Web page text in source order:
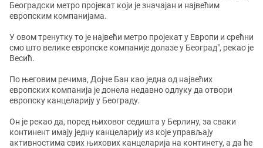
Београдски метро пројекат који је значајан и највећим
европским компанијама.
У овом тренутку то је највећи метро пројекат у Европи и срећни
смо што велике европске компаније долазе у Београд", рекао је
Весић.
По његовим речима, Дојче Бан као једна од највећих
европских компанија је донела недавно одлуку да отвори
европску канцеларију у Београду.
Он је рекао да, поред њиховог седишта у Берлину, за сваки
континент имају једну канцеларију из које управљају
активностима свих њихових канцеларија на континету, а да ће